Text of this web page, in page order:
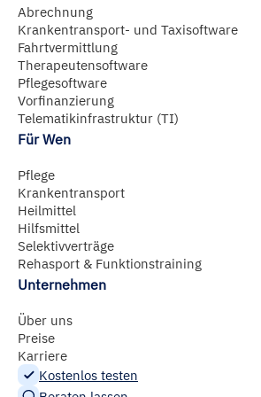
hierabrufbar.
Abrechnung
Krankentransport- und Taxisoftware
Fahrtvermittlung
Therapeutensoftware
Pflegesoftware
Vorfinanzierung
Telematikinfrastruktur (TI)
Für Wen
Pflege
Krankentransport
Heilmittel
Hilfsmittel
Selektivverträge
Rehasport & Funktionstraining
Unternehmen
Über uns
Preise
Karriere
Kostenlos testen